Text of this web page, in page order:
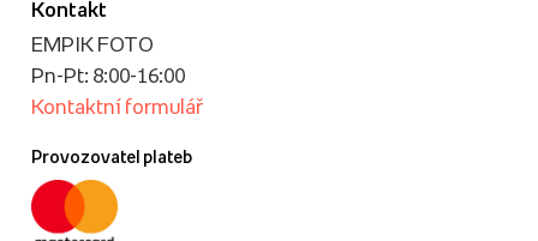
Kontakt
EMPIK FOTO
Pn-Pt: 8:00-16:00
Kontaktní formulář
Provozovatel plateb